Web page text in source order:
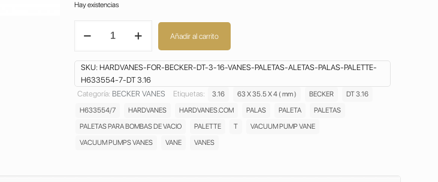
Hay existencias
DT
3.16
VANES
ALETAS
PALAS
PALETTE
Añadir al carrito
SKU: HARDVANES-FOR-BECKER-DT-3-16-VANES-PALETAS-ALETAS-PALAS-PALETTE-
H633554-7-DT 3.16
Categoría: BECKER VANES Etiquetas: 3.16 63 X 35.5 X 4 ( mm ) BECKER
DT 3.16
H633554/7
HARDVANES HARDVANES.COM PALAS PALETA
PALETAS
PALETAS PARA BOMBAS DE VACIO
PALETTE T
VACUUM PUMP VANE
VACUUM PUMPS VANES
VANE VANES